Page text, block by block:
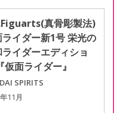
真骨彫製法)
イダー新1号 栄光の
ライダーエディショ
仮面ライダー』
SPIRITS
11月